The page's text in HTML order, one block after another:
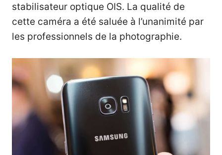
stabilisateur optique OIS. La qualité de
cette caméra a été saluée à l’unanimité par
les professionnels de la photographie.